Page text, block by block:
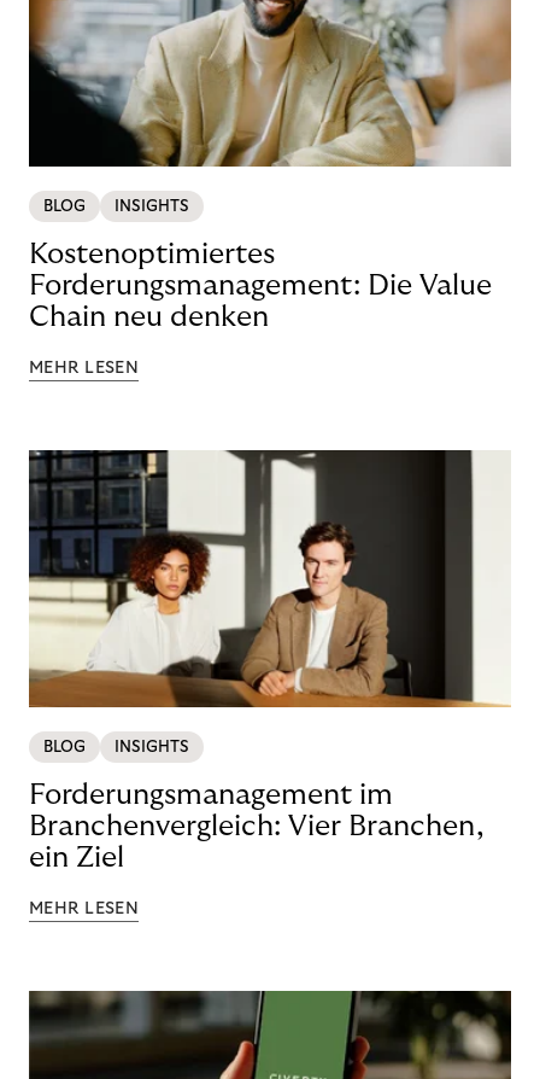
BLOG INSIGHTS
Kostenoptimiertes
Forderungsmanagement: Die Value
Chain neu denken
MEHR LESEN
BLOG INSIGHTS
Forderungsmanagement im
Branchenvergleich: Vier Branchen,
ein Ziel
MEHR LESEN